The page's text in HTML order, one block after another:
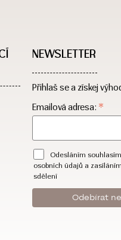
NEWSLETTER
Přihlaš se a získej
Emailová adresa: *
Odesláním
osobních údajů a
sdělení